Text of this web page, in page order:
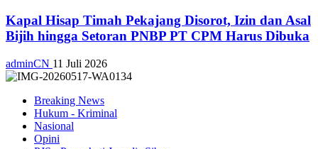
Kapal Hisap Timah Pekajang Disorot, Izin dan Asal
Bijih hingga Setoran PNBP PT CPM Harus Dibuka
adminCN 11 Juli 2026
Breaking News
Hukum - Kriminal
Nasional
Opini